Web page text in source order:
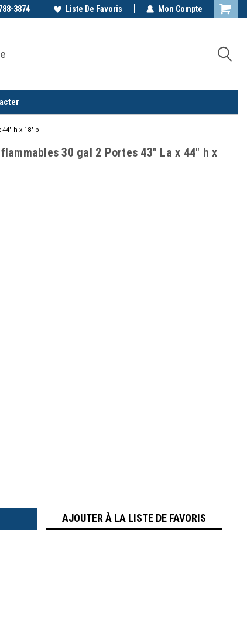
Appelez-nous!
3874 Liste De Favoris Mon Compte
h x 18" p
30 gal 2 Portes 43" La x 44" h x
AJOUTER À LA LISTE DE FAVORIS